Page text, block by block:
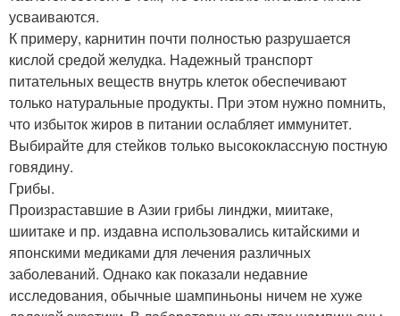
усваиваются.
К примеру, карнитин почти полностью разрушается
кислой средой желудка. Надежный транспорт
питательных веществ внутрь клеток обеспечивают
только натуральные продукты. При этом нужно помнить,
что избыток жиров в питании ослабляет иммунитет.
Выбирайте для стейков только высококлассную постную
говядину.
Грибы.
Произраставшие в Азии грибы линджи, миитаке,
шиитаке и пр. издавна использовались китайскими и
японскими медиками для лечения различных
заболеваний. Однако как показали недавние
исследования, обычные шампиньоны ничем не хуже